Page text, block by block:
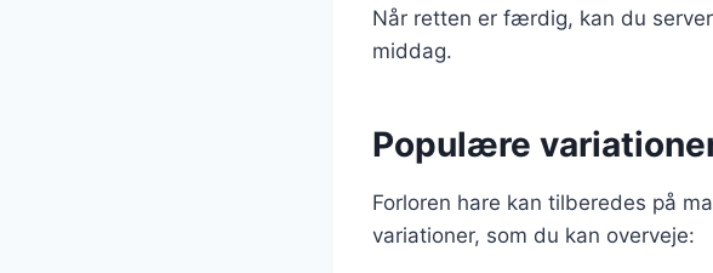
Når retten er færdig, kan du
middag.
Populære
Forloren hare kan tilberedes på
variationer, som du kan overveje: